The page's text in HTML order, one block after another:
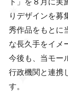
りデザインを募
秀作品をもとに
な長久手をイメ
今後も、当モー
行政機関と連携
す。